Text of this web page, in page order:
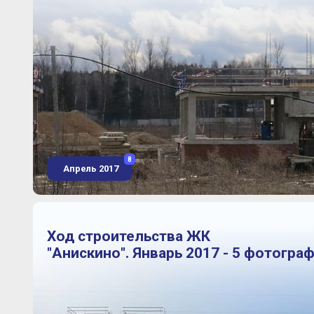
Апрель 2017
8
Ход строительства ЖК
"Анискино". Январь 2017 - 5